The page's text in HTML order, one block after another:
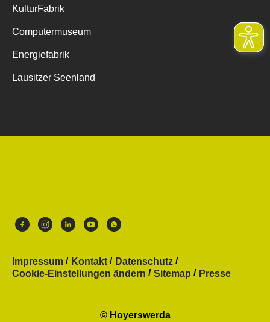
KulturFabrik
Computermuseum
Energiefabrik
Lausitzer Seenland
Impressum Kontakt
Datenschutz
Cookie-Einstellungen ändern
Sitemap Presse
© Hoyerswerda